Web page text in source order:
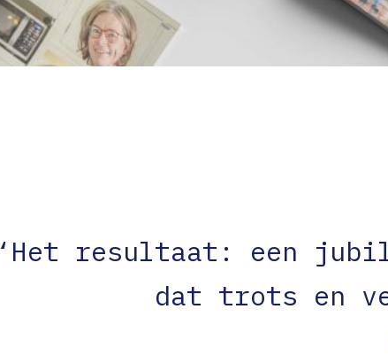
‘Het resultaat: een
dat trots en